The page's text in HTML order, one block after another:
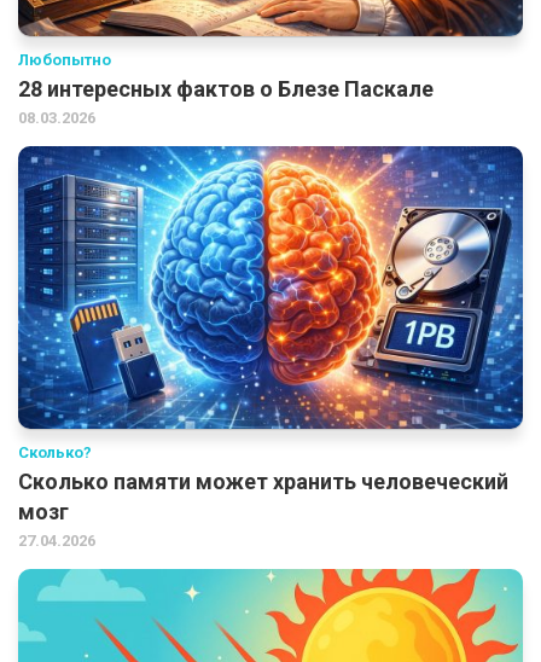
Любопытно
28 интересных фактов о Блезе Паскале
08.03.2026
Сколько?
Сколько памяти может хранить человеческий
мозг
27.04.2026